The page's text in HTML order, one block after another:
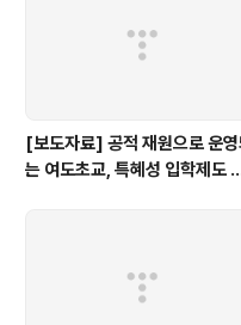
[보도자료] 공적 재원으로 운영
는 여도초교, 특혜성 입학제도